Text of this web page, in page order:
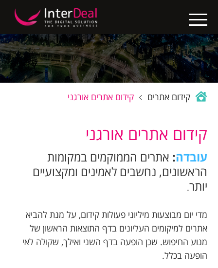
X
בין
לקוחותינו
בניית
אתרים
אתרים
החבילות
שלנו
נגישות
בלוג
אודותינו
קידום אתרים קידום אתרים אורגני
קידום אתרים אורגני
עובדה: אתרים הממוקמים במקומות
הראשונים, נחשבים לאמינים ומקצועיים
יותר.
מדי יום מבוצעות מיליוני פעולות קידום, על מנת להביא
אתרים למיקומים העליונים בדף התוצאות הראשון של
מנוע החיפוש. שכן הופעה בדף השני ואילך, שקולה לאי
הופעה בכלל.